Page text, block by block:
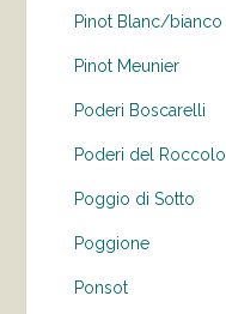
Pinot Blanc/bianco
Pinot Meunier
Poderi Boscarelli
Poderi del Roccolo
Poggio di Sotto
Poggione
Ponsot